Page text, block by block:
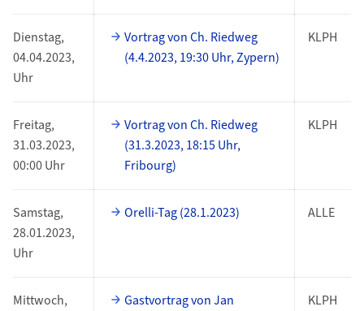
Dienstag,
04.04.2023,
Uhr
Vortrag von Ch. Riedweg
(4.4.2023, 19:30 Uhr, Zypern)
KLPH
Freitag,
31.03.2023,
00:00 Uhr
Vortrag von Ch. Riedweg
(31.3.2023, 18:15 Uhr,
Fribourg)
KLPH
Samstag,
28.01.2023,
Uhr
Orelli-Tag (28.1.2023) ALLE
Mittwoch,
Gastvortrag von Jan
KLPH